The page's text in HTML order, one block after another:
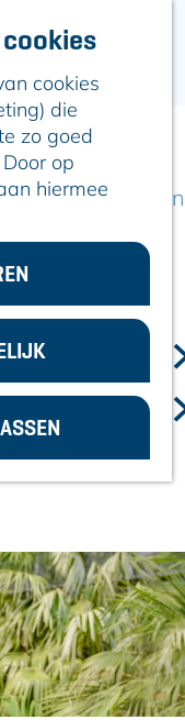
cookies
die
zo goed
op
hiermee
is Boskoop
Lokaal
het
genieten
en om Alphen
van de